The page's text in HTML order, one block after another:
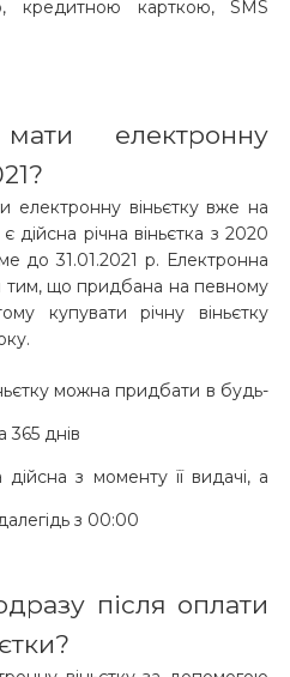
кредитною карткою, SMS
електронну
електронну віньєтку вже на
дійсна річна віньєтка з 2020
до 31.01.2021 р. Електронна
тим, що придбана на певному
купувати річну віньєтку
можна придбати в будь-
365 днів
дійсна з моменту її видачі, а
з 00:00
після оплати